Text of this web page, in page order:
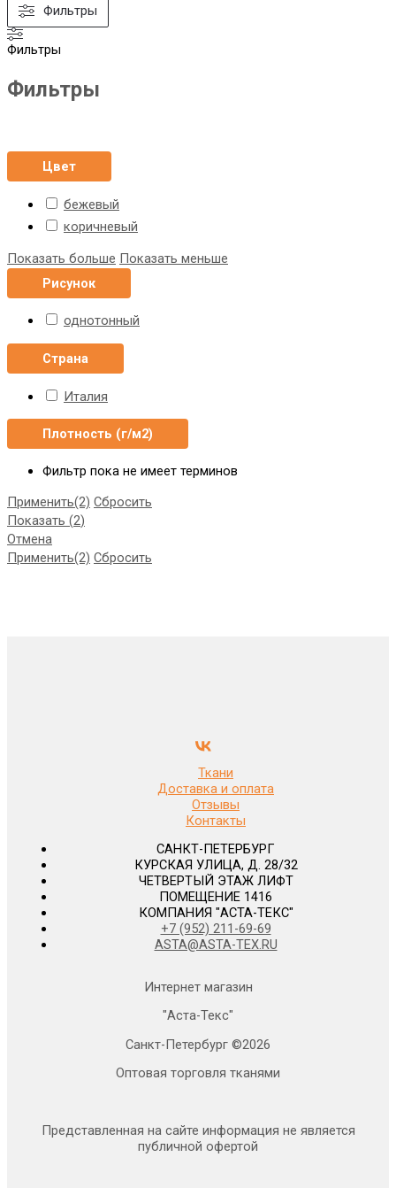
Фильтры
Фильтры
Фильтры
Цвет
бежевый
коричневый
Показать больше Показать меньше
Рисунок
однотонный
Страна
Италия
Плотность (г/м2)
Фильтр пока не имеет терминов
Применить(2) Сбросить
Показать (2)
Отмена
Применить(2) Сбросить
Ткани
Доставка и оплата
Отзывы
Контакты
САНКТ-ПЕТЕРБУРГ
КУРСКАЯ УЛИЦА, Д. 28/32
ЧЕТВЕРТЫЙ ЭТАЖ ЛИФТ
ПОМЕЩЕНИЕ 1416
КОМПАНИЯ "АСТА-ТЕКС"
+7 (952) 211-69-69
ASTA@ASTA-TEX.RU
Интернет магазин
"Аста-Текс"
Санкт-Петербург ©2026
Оптовая торговля тканями
Представленная на сайте информация не является
публичной офертой